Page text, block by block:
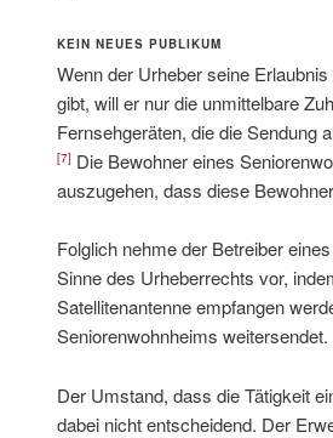
KEIN NEUES PUBLIKUM
Wenn der Urheber seine
gibt, will er nur die unmittelbare
Fernsehgeräten, die die Sendung
[7] Die Bewohner eines
auszugehen, dass diese
Folglich nehme der Betreiber
Sinne des Urheberrechts vor,
Satellitenantenne empfangen
Seniorenwohnheims weitersendet.
Der Umstand, dass die Tätigkeit
dabei nicht entscheidend. Der